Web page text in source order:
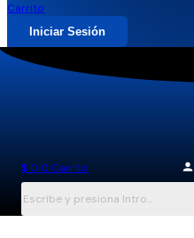
Carrito
Iniciar Sesión
$ 0 0 Carrito